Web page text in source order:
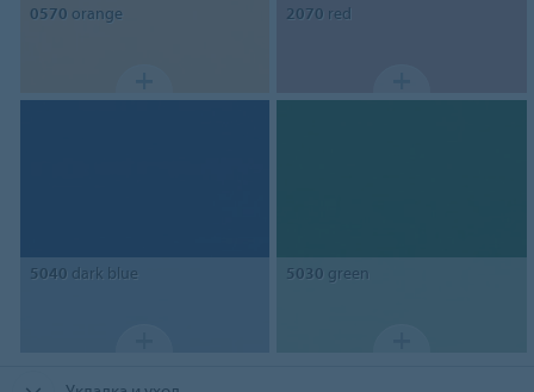
0570 orange 2070 red
5040 dark blue 5030 green